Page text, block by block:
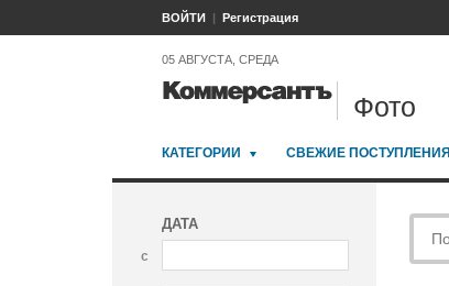
ВОЙТИ Регистрация
05 АВГУСТА, СРЕДА
Фото
КАТЕГОРИИ СВЕЖИЕ ПОСТУПЛЕНИЯ
ДАТА
с